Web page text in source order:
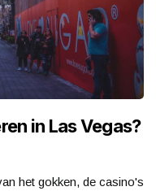
in Las Vegas?
het gokken, de casino's